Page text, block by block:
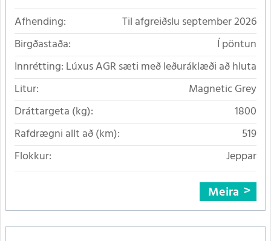
Afhending:
Til afgreiðslu september 2026
Birgðastaða:
Í pöntun
Innrétting: Lúxus AGR sæti með leðuráklæði að hluta
Litur:
Magnetic Grey
Dráttargeta (kg):
1800
Rafdrægni allt að (km):
519
Flokkur:
Jeppar
Meira